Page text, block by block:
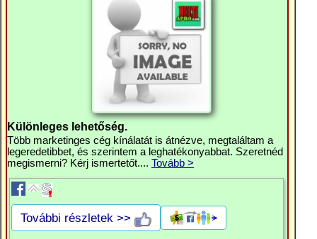
Különleges lehetőség.
Több marketinges cég kínálatát is átnézve, megtaláltam a
legeredetibbet, és szerintem a leghatékonyabbat. Szeretnéd
megismerni? Kérj ismertetőt.... Tovább >
További részletek >>